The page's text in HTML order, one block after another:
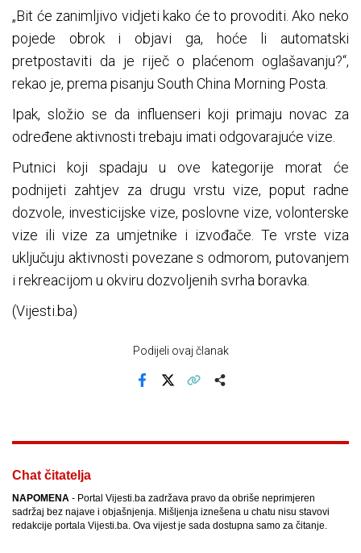
„Bit će zanimljivo vidjeti kako će to provoditi. Ako neko
pojede obrok i objavi ga, hoće li automatski
pretpostaviti da je riječ o plaćenom oglašavanju?“,
rekao je, prema pisanju South China Morning Posta.
Ipak, složio se da influenseri koji primaju novac za
određene aktivnosti trebaju imati odgovarajuće vize.
Putnici koji spadaju u ove kategorije morat će
podnijeti zahtjev za drugu vrstu vize, poput radne
dozvole, investicijske vize, poslovne vize, volonterske
vize ili vize za umjetnike i izvođače. Te vrste viza
uključuju aktivnosti povezane s odmorom, putovanjem
i rekreacijom u okviru dozvoljenih svrha boravka.
(Vijesti.ba)
Podijeli ovaj članak
Chat čitatelja
NAPOMENA - Portal Vijesti.ba zadržava pravo da obriše neprimjeren
sadržaj bez najave i objašnjenja. Mišljenja iznešena u chatu nisu stavovi
redakcije portala Vijesti.ba. Ova vijest je sada dostupna samo za čitanje.